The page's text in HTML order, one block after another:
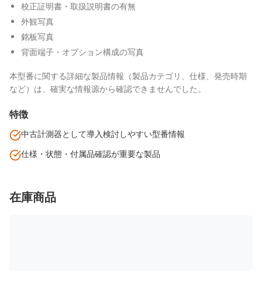
校正証明書・取扱説明書の有無
外観写真
銘板写真
背面端子・オプション構成の写真
本型番に関する詳細な製品情報（製品カテゴリ、仕様、発売時期
など）は、確実な情報源から確認できませんでした。
特徴
中古計測器として導入検討しやすい型番情報
仕様・状態・付属品確認が重要な製品
在庫商品